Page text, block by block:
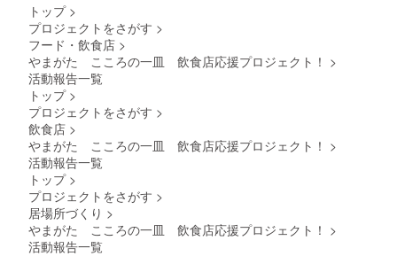
トップ >
プロジェクトをさがす >
フード・飲食店 >
やまがた こころの一皿 飲食店応援プロジェクト！ >
活動報告一覧
トップ >
プロジェクトをさがす >
飲食店 >
やまがた こころの一皿 飲食店応援プロジェクト！ >
活動報告一覧
トップ >
プロジェクトをさがす >
居場所づくり >
やまがた こころの一皿 飲食店応援プロジェクト！ >
活動報告一覧